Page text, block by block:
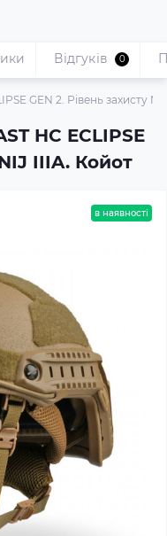
GEN 2. Рівень захисту
HC ECLIPSE
IIIA. Койот
Відгуків 0
в наявності